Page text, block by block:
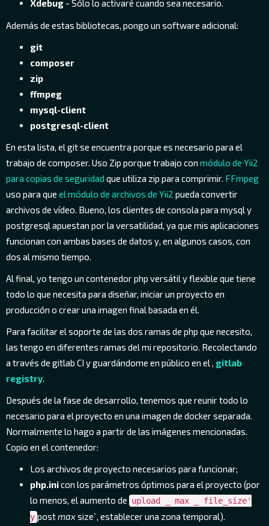
Xdebug - Sólo lo activaré cuando sea necesario.
Además de estas bibliotecas, pongo un software adicional:
git
composer
zip
ffmpeg
mysql-client
postgresql-client
En esta lista, el git se encuentra porque es necesario para el
trabajo de composer. Uso Zip porque trabajo con módulo de Yii2
para copias de seguridad que utiliza zip para comprimir. FFmpeg
uso para que el módulo de archivos de Yii2 pueda convertir
archivos de vídeo. Bueno, los clientes de consola para mysql y
postgresql apuestan por la versatilidad, ya que mis aplicaciones
funcionan con ambas bases de datos y, en algunos casos, con
dos al mismo tiempo.
Al final, yo tengo un contenedor php versátil y flexible que tiene
todo lo que necesita para diseñar, iniciar un proyecto en
producción o crear una imagen final basada en él.
Para facilitar el soporte de las dos ramas de php que necesito,
las tengo en diferentes ramas del mi repositorio. Recolectando
a través de gitlab CI y guardándome en público en el , gitlab
registry.
Después de la fase de desarrollo, tenemos que reunir todo lo
necesario para el proyecto en una imagen de docker separada.
Normalmente lo hago a partir de las imágenes mencionadas.
Copio en el contenedor:
Los archivos de proyecto necesarios para funcionar;
php.inicon los parámetros óptimos para el proyecto (por
lo menos, el aumento de upload _ max _ file_size'
y postmaxsize`, establecer una zona temporal).